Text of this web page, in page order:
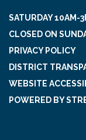
SATURDAY 10AM-
CLOSED ON
PRIVACY POLICY
DISTRICT
WEBSITE
POWERED BY